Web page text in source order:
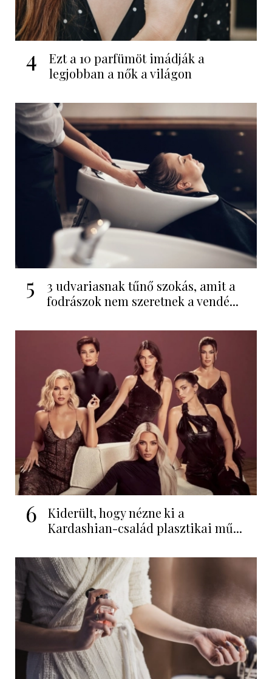
4
Ezt a 10 parfümöt imádják a
legjobban a nők a világon
5
3 udvariasnak tűnő szokás, amit a
fodrászok nem szeretnek a vendé...
6
Kiderült, hogy nézne ki a
Kardashian-család plasztikai mű...